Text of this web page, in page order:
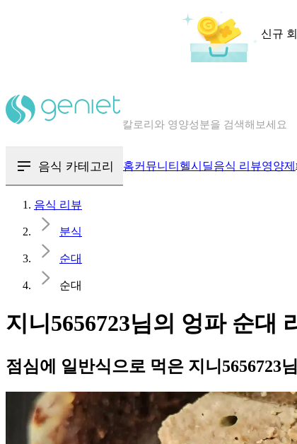
신규
혈당 · 다이어트 음식 검색해보세요
음식 카테고리 홈커뮤니티 헬시딜음식 리뷰영양제
음식 리뷰
분식
순대
순대
지니5656723님의 엉파 순대
점심에 일반식으로 먹은 지니5656723